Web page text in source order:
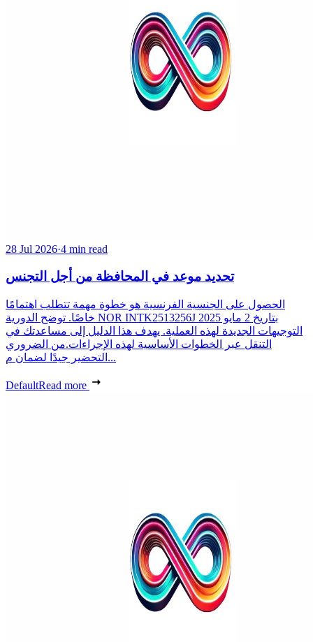
28 Jul 2026·4 min read
تحديد موعد في المحافظة من أجل التجنس
الحصول على الجنسية الفرنسية هو خطوة مهمة تتطلب اهتمامًا
خاصًا. توضح الدورية NOR INTK2513256J بتاريخ 2 مايو 2025
التوجيهات الجديدة لهذه العملية. يهدف هذا الدليل إلى مساعدتك في
التنقل عبر الخطوات الأساسية لهذه الإجراءات.من الضروري
التحضير جيدًا لضمان م...
DefaultRead more